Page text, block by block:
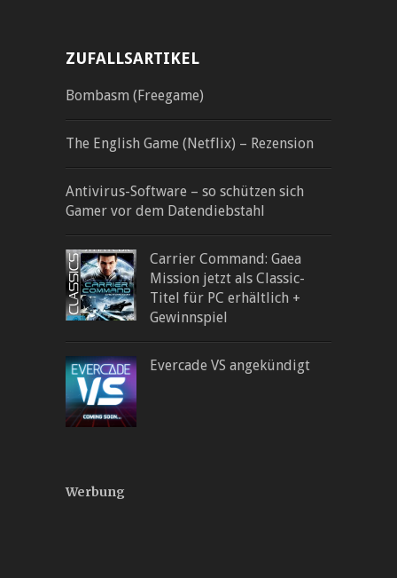
ZUFALLSARTIKEL
Bombasm (Freegame)
The English Game (Netflix) – Rezension
Antivirus-Software – so schützen sich
Gamer vor dem Datendiebstahl
Carrier Command: Gaea
Mission jetzt als Classic-
Titel für PC erhältlich +
Gewinnspiel
Evercade VS angekündigt
Werbung